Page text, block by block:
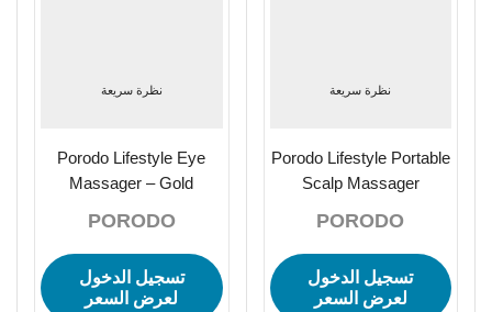
نظرة سريعة
Porodo Lifestyle Portable
Scalp Massager
PORODO
تسجيل الدخول
لعرض السعر
نظرة سريعة
Porodo Lifestyle Eye
Massager – Gold
PORODO
تسجيل الدخول
لعرض السعر